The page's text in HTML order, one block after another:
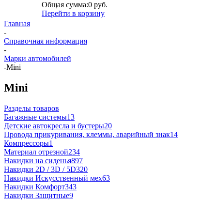
Общая сумма:0 руб.
Перейти в корзину
Главная
-
Справочная информация
-
Марки автомобилей
-Mini
Mini
Разделы товаров
Багажные системы13
Детские автокресла и бустеры20
Провода прикуривания, клеммы, аварийный знак14
Компрессоры1
Материал отрезной234
Накидки на сиденья897
Накидки 2D / 3D / 5D320
Накидки Искусственный мех63
Накидки Комфорт343
Накидки Защитные9